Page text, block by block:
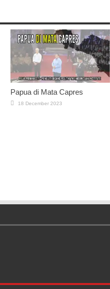
Papua di Mata Capres
18 December 2023